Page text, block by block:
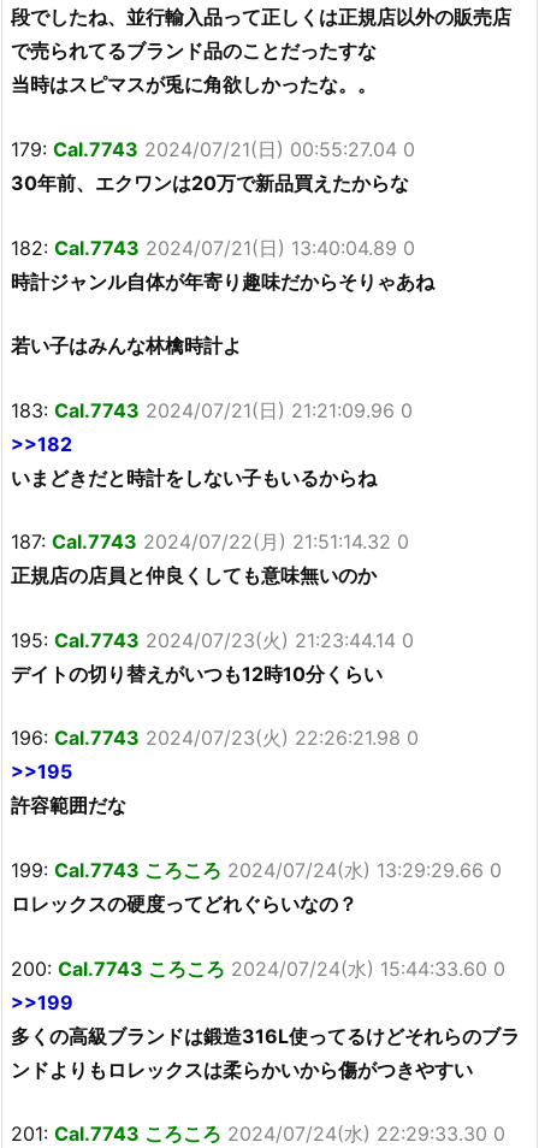
段でしたね、並行輸入品って正しくは正規店以外の販売店
で売られてるブランド品のことだったすな
当時はスピマスが兎に角欲しかったな。。
179: Cal.7743 2024/07/21(日) 00:55:27.04 0
30年前、エクワンは20万で新品買えたからな
182: Cal.7743 2024/07/21(日) 13:40:04.89 0
時計ジャンル自体が年寄り趣味だからそりゃあね
若い子はみんな林檎時計よ
183: Cal.7743 2024/07/21(日) 21:21:09.96 0
>>182
いまどきだと時計をしない子もいるからね
187: Cal.7743 2024/07/22(月) 21:51:14.32 0
正規店の店員と仲良くしても意味無いのか
195: Cal.7743 2024/07/23(火) 21:23:44.14 0
デイトの切り替えがいつも12時10分くらい
196: Cal.7743 2024/07/23(火) 22:26:21.98 0
>>195
許容範囲だな
199: Cal.7743 ころころ 2024/07/24(水) 13:29:29.66 0
ロレックスの硬度ってどれぐらいなの？
200: Cal.7743 ころころ 2024/07/24(水) 15:44:33.60 0
>>199
多くの高級ブランドは鍛造316L使ってるけどそれらのブラ
ンドよりもロレックスは柔らかいから傷がつきやすい
201: Cal.7743 ころころ 2024/07/24(水) 22:29:33.30 0